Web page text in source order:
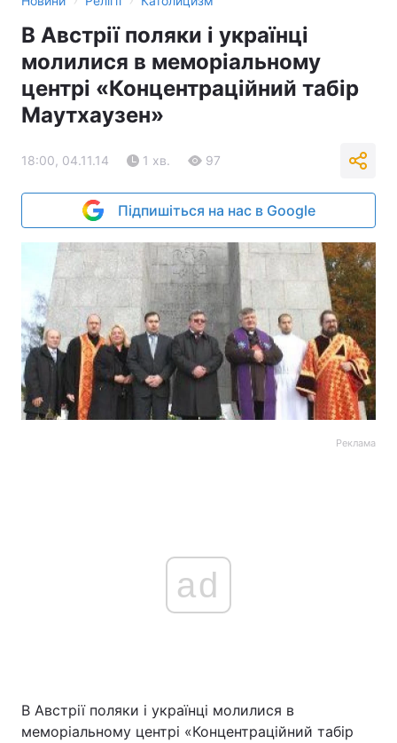
В Австрії поляки і українці
молилися в меморіальному
центрі «Концентраційний табір
Маутхаузен»
18:00, 04.11.14 1 хв. 97
Підпишіться на нас в Google
Реклама
ad
В Австрії поляки і українці молилися в
меморіальному центрі «Концентраційний табір